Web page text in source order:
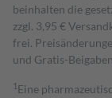
beinhalten die
zzgl. 3,95 €
frei.
und Gratis-
1 Eine